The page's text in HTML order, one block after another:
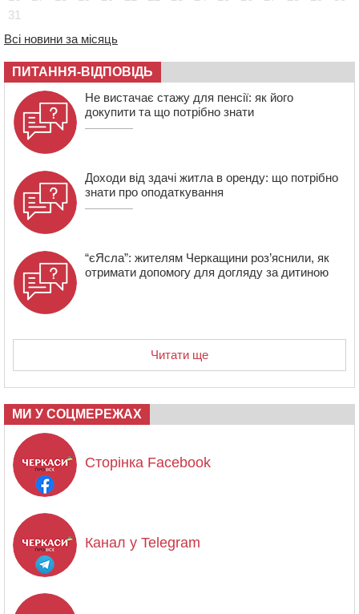
16:40 У Черкасах провели в останню путь двох
загиблих воїнів
16:07 До 1 вересня у Черкасах оновлюють дорожню
розмітку біля навчальних закладів (ФОТОФАКТ)
15:39 На честь загиблого захисника і чемпіона світу в
Черкасах відкрили спортивно-реабілітаційний центр
31
Всі новини за місяць
ПИТАННЯ-ВІДПОВІДЬ
Не вистачає стажу для пенсії: як його
докупити та що потрібно знати
Доходи від здачі житла в оренду: що потрібно
знати про оподаткування
“єЯсла”: жителям Черкащини роз’яснили, як
отримати допомогу для догляду за дитиною
Читати ще
МИ У СОЦМЕРЕЖАХ
Сторінка Facebook
Канал у Telegram